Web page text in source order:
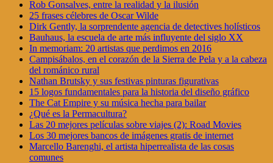
Rob Gonsalves, entre la realidad y la ilusión
25 frases célebres de Oscar Wilde
Dirk Gently, la sorprendente agencia de detectives holísticos
Bauhaus, la escuela de arte más influyente del siglo XX
In memoriam: 20 artistas que perdimos en 2016
Campisábalos, en el corazón de la Sierra de Pela y a la cabeza
del románico rural
Nathan Brutsky y sus festivas pinturas figurativas
15 logos fundamentales para la historia del diseño gráfico
The Cat Empire y su música hecha para bailar
¿Qué es la Permacultura?
Las 20 mejores películas sobre viajes (2): Road Movies
Los 30 mejores bancos de imágenes gratis de internet
Marcello Barenghi, el artista hiperrealista de las cosas
comunes